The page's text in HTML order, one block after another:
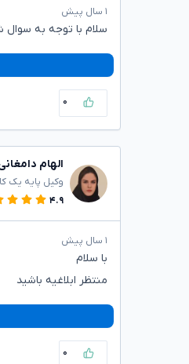
۱ سال پیش
سلام با توجه به سوال
۰
الهام
وکیل پایه یک
۴.۹
۱ سال پیش
با سلام
منتظر ابلاغیه باشید
۰